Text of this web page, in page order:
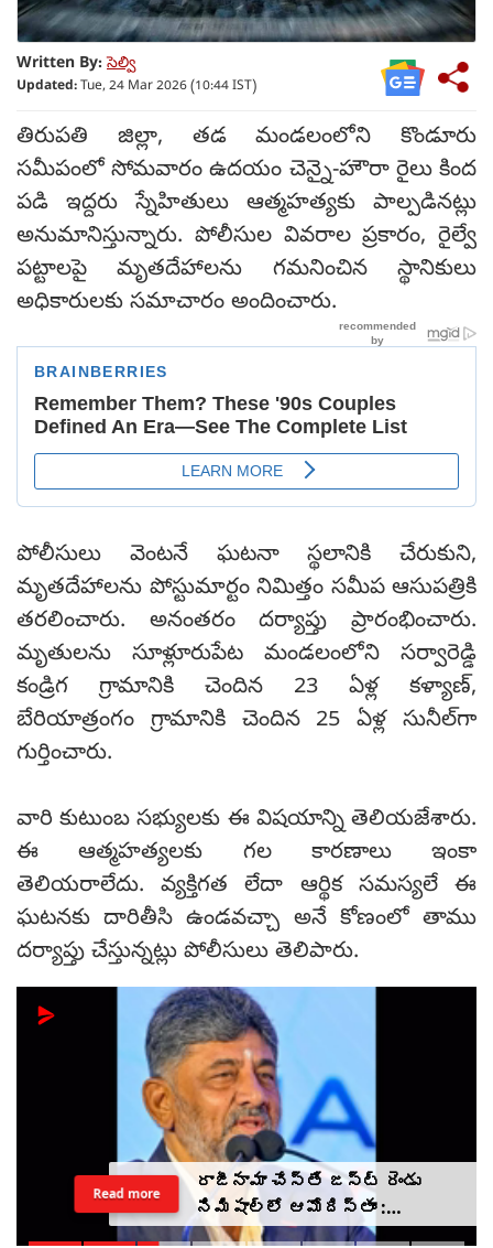
Written By: సెల్వి
Updated:Tue, 24 Mar 2026 (10:44 IST)
తిరుపతి జిల్లా, తడ మండలంలోని కొండూరు
సమీపంలో సోమవారం ఉదయం చెన్నై-హౌరా రైలు కింద
పడి ఇద్దరు స్నేహితులు ఆత్మహత్యకు పాల్పడినట్లు
అనుమానిస్తున్నారు. పోలీసుల వివరాల ప్రకారం, రైల్వే
పట్టాలపై మృతదేహాలను గమనించిన స్థానికులు
అధికారులకు సమాచారం అందించారు.
పోలీసులు వెంటనే ఘటనా స్థలానికి చేరుకుని,
మృతదేహాలను పోస్టుమార్టం నిమిత్తం సమీప ఆసుపత్రికి
తరలించారు. అనంతరం దర్యాప్తు ప్రారంభించారు.
మృతులను సూళ్లూరుపేట మండలంలోని సర్వారెడ్డి
కండ్రిగ గ్రామానికి చెందిన 23 ఏళ్ల కళ్యాణ్,
బేరియాత్రంగం గ్రామానికి చెందిన 25 ఏళ్ల సునీల్‌గా
గుర్తించారు.
వారి కుటుంబ సభ్యులకు ఈ విషయాన్ని తెలియజేశారు.
ఈ ఆత్మహత్యలకు గల కారణాలు ఇంకా
తెలియరాలేదు. వ్యక్తిగత లేదా ఆర్థిక సమస్యలే ఈ
ఘటనకు దారితీసి ఉండవచ్చా అనే కోణంలో తాము
దర్యాప్తు చేస్తున్నట్లు పోలీసులు తెలిపారు.
రాజీనామా చేస్తే జస్ట్ రెండు
నిమిషాల్లో ఆమోదిస్తాం :
ఎమ్మెల్యేలకు సీఎం డీకే
Read more